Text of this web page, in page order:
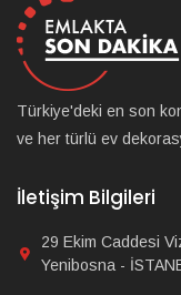
Türkiye'deki en son
ve her türlü ev
İletişim Bilgileri
29 Ekim Caddesi
Yenibosna -